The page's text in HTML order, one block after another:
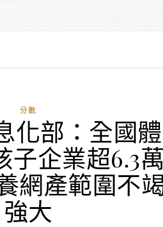
分數
化部：全國體
子企業超6.3萬
網產範圍不
強大